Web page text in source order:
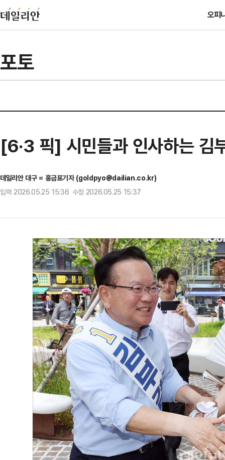
오피
포토
[6·3 픽] 시민들과 인사하는 김
데일리안 대구 = 홍금표기자 (goldpyo@dailian.co.kr)
입력 2026.05.25 15:36 수정 2026.05.25 15:37